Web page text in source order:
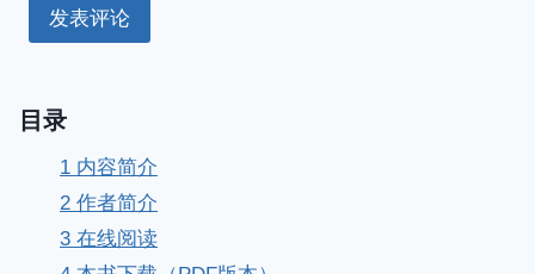
目录
1 内容简介
2 作者简介
3 在线阅读